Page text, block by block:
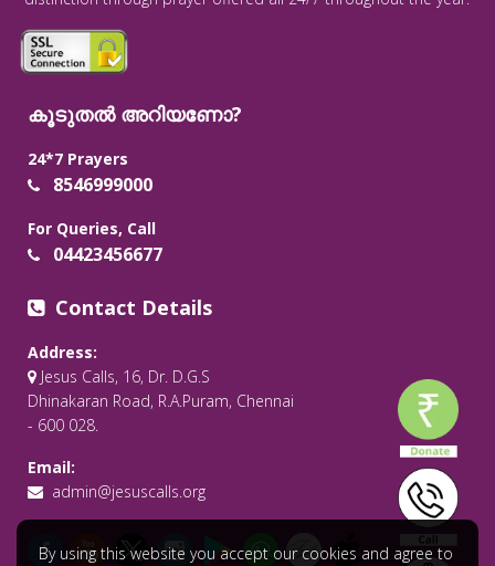
കൂടുതൽ അറിയണോ?
24*7 Prayers
8546999000
For Queries, Call
04423456677
Contact Details
Address:
Jesus Calls, 16, Dr. D.G.S
Dhinakaran Road, R.A.Puram, Chennai
- 600 028.
Email:
admin@jesuscalls.org
By using this website you accept our cookies and agree to